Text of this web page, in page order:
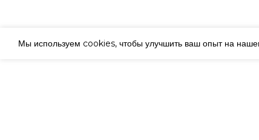
Мы используем cookies, чтобы улучшить ваш опыт на